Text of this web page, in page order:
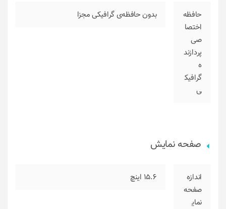
حافظه
اختصا
صی
پردازند
ه
گرافیک
ی
بدون حافظه‌ی گرافیکی مجزا
صفحه نمایش
اندازه
صفحه
نمای
15.6 اینچ